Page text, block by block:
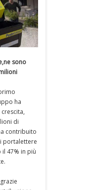
sono
ha
di
contribuito
portalettere
il 47% in più